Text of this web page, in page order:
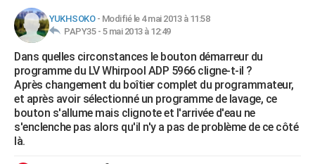
FINANCE
Retraite
Impôts
Epargne
Immobilier
Risques naturels par ville
Banque
Assurance
Crédit
AUTO
Essais
Réserver un essai
Citadines
Berlines
SUV
Forum auto
+HIGH-TECH
Mobiles
Meilleur smartphone
Internet
Ordinateurs
Jeux vidéo
Guide high-tech
+BRICOLAGE
Forum
Aménagement intérieur
Extérieur
Cuisine
Salle de bains
Jardinage
Rangement
WEEK-END
YUKHSOKO- Modifié le 4 mai 2013 à 11:58
PAPY35 - 5 mai 2013 à 12:49
Dans quelles circonstances le bouton démarreur du
programme du LV Whirpool ADP 5966 cligne-t-il ?
Après changement du boîtier complet du programmateur,
et après avoir sélectionné un programme de lavage, ce
bouton s'allume mais clignote et l'arrivée d'eau ne
s'enclenche pas alors qu'il n'y a pas de problème de ce côté
là.